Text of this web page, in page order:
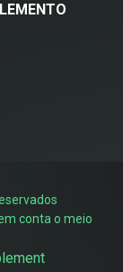
conta o meio